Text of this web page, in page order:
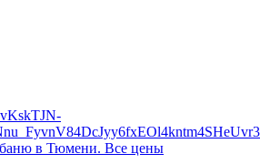
в Тюмени. Все цены